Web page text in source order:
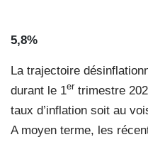
5,8%
La trajectoire
durant le 1er trimestre
taux d’inflation soit au
A moyen terme, les